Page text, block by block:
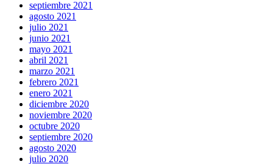
septiembre 2021
agosto 2021
julio 2021
junio 2021
mayo 2021
abril 2021
marzo 2021
febrero 2021
enero 2021
diciembre 2020
noviembre 2020
octubre 2020
septiembre 2020
agosto 2020
julio 2020